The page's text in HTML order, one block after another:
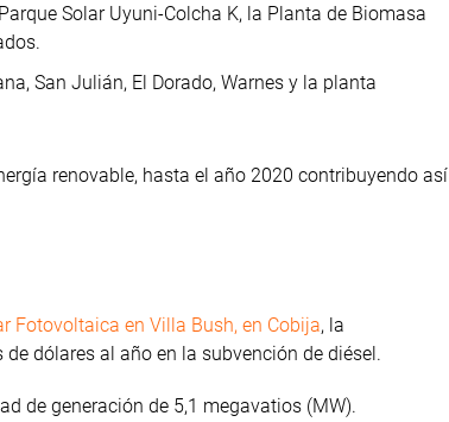
Solar Uyuni-Colcha K, la Planta de Biomasa
San Julián, El Dorado, Warnes y la planta
renovable, hasta el año 2020 contribuyendo así
Fotovoltaica en Villa Bush, en Cobija, la
dólares al año en la subvención de diésel.
de generación de 5,1 megavatios (MW).